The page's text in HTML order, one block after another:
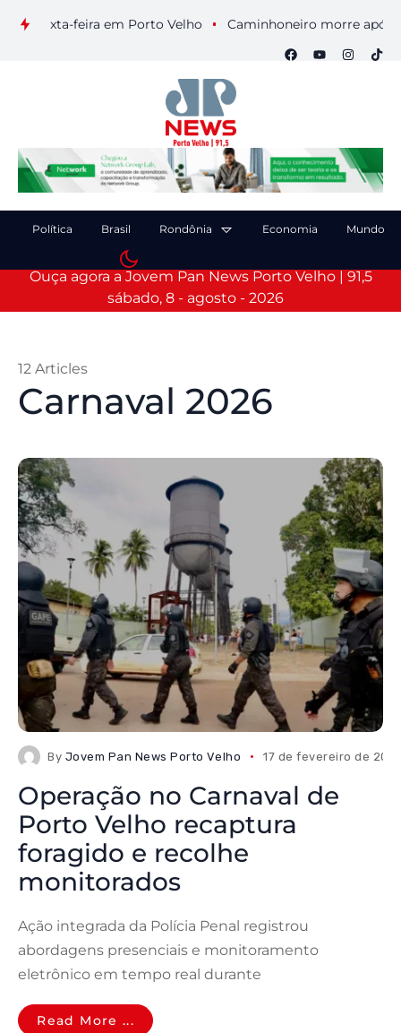
feira em Porto Velho Caminhoneiro morre após colisão
Política Brasil Rondônia Economia Mundo
Ouça agora a Jovem Pan News Porto Velho | 91,5
sábado, 8 - agosto - 2026
Carnaval 2026
12 Articles
By Jovem Pan News Porto Velho 17 de fevereiro de
Operação no Carnaval de
Porto Velho recaptura
foragido e recolhe
monitorados
Ação integrada da Polícia Penal registrou
abordagens presenciais e monitoramento
eletrônico em tempo real durante
Read More ...